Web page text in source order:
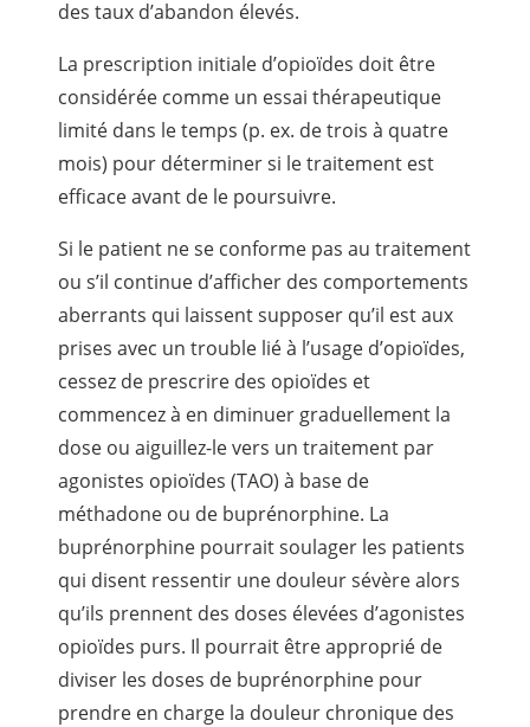
des taux d’abandon élevés.
La prescription initiale d’opioïdes doit être
considérée comme un essai thérapeutique
limité dans le temps (p. ex. de trois à quatre
mois) pour déterminer si le traitement est
efficace avant de le poursuivre.
Si le patient ne se conforme pas au traitement
ou s’il continue d’afficher des comportements
aberrants qui laissent supposer qu’il est aux
prises avec un trouble lié à l’usage d’opioïdes,
cessez de prescrire des opioïdes et
commencez à en diminuer graduellement la
dose ou aiguillez-le vers un traitement par
agonistes opioïdes (TAO) à base de
méthadone ou de buprénorphine. La
buprénorphine pourrait soulager les patients
qui disent ressentir une douleur sévère alors
qu’ils prennent des doses élevées d’agonistes
opioïdes purs. Il pourrait être approprié de
diviser les doses de buprénorphine pour
prendre en charge la douleur chronique des